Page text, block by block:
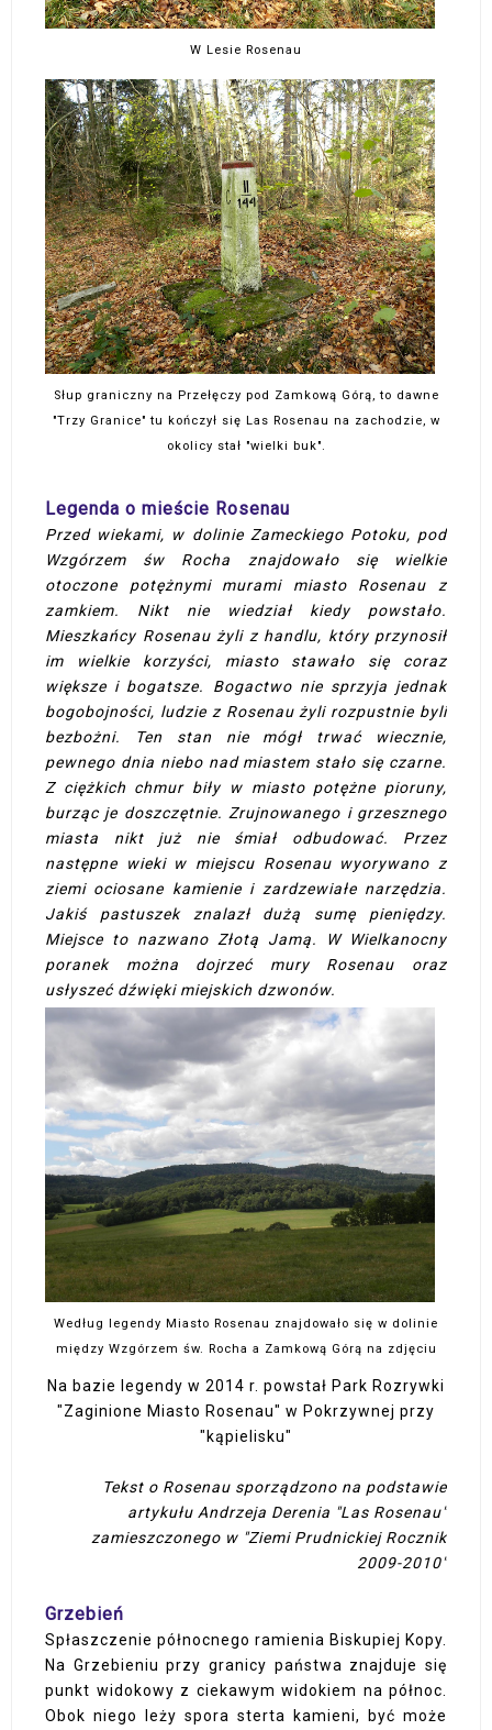
W Lesie Rosenau
Słup graniczny na Przełęczy pod Zamkową Górą, to dawne
"Trzy Granice" tu kończył się Las Rosenau na zachodzie, w
okolicy stał "wielki buk".
Legenda o mieście Rosenau
Przed wiekami, w dolinie Zameckiego Potoku, pod
Wzgórzem św Rocha znajdowało się wielkie
otoczone potężnymi murami miasto Rosenau z
zamkiem. Nikt nie wiedział kiedy powstało.
Mieszkańcy Rosenau żyli z handlu, który przynosił
im wielkie korzyści, miasto stawało się coraz
większe i bogatsze. Bogactwo nie sprzyja jednak
bogobojności, ludzie z Rosenau żyli rozpustnie byli
bezbożni. Ten stan nie mógł trwać wiecznie,
pewnego dnia niebo nad miastem stało się czarne.
Z ciężkich chmur biły w miasto potężne pioruny,
burząc je doszczętnie. Zrujnowanego i grzesznego
miasta nikt już nie śmiał odbudować. Przez
następne wieki w miejscu Rosenau wyorywano z
ziemi ociosane kamienie i zardzewiałe narzędzia.
Jakiś pastuszek znalazł dużą sumę pieniędzy.
Miejsce to nazwano Złotą Jamą. W Wielkanocny
poranek można dojrzeć mury Rosenau oraz
usłyszeć dźwięki miejskich dzwonów.
Według legendy Miasto Rosenau znajdowało się w dolinie
między Wzgórzem św. Rocha a Zamkową Górą na zdjęciu
Na bazie legendy w 2014 r. powstał Park Rozrywki
"Zaginione Miasto Rosenau" w Pokrzywnej przy
"kąpielisku"
Tekst o Rosenau sporządzono na podstawie
artykułu Andrzeja Derenia "Las Rosenau"
zamieszczonego w "Ziemi Prudnickiej Rocznik
2009-2010"
Grzebień
Spłaszczenie północnego ramienia Biskupiej Kopy.
Na Grzebieniu przy granicy państwa znajduje się
punkt widokowy z ciekawym widokiem na północ.
Obok niego leży spora sterta kamieni, być może